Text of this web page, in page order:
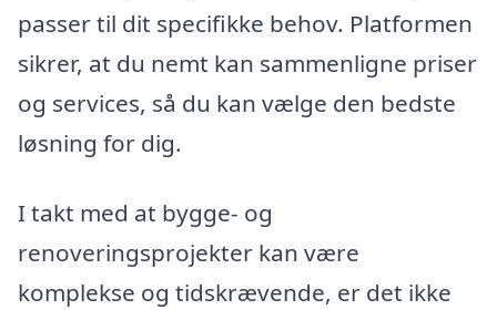
passer til dit specifikke behov. Platformen
sikrer, at du nemt kan sammenligne priser
og services, så du kan vælge den bedste
løsning for dig.
I takt med at bygge- og
renoveringsprojekter kan være
komplekse og tidskrævende, er det ikke